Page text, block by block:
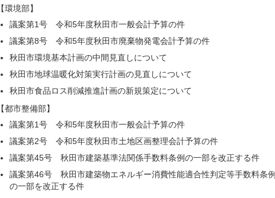
【環境部】
議案第1号 令和5年度秋田市一般会計予算の件
議案第8号 令和5年度秋田市廃棄物発電会計予算の件
秋田市環境基本計画の中間見直しについて
秋田市地球温暖化対策実行計画の見直しについて
秋田市食品ロス削減推進計画の新規策定について
【都市整備部】
議案第1号 令和5年度秋田市一般会計予算の件
議案第2号 令和5年度秋田市土地区画整理会計予算の件
議案第45号 秋田市建築基準法関係手数料条例の一部を改正する件
議案第46号 秋田市建築物エネルギー消費性能適合性判定等手数料条例
の一部を改正する件